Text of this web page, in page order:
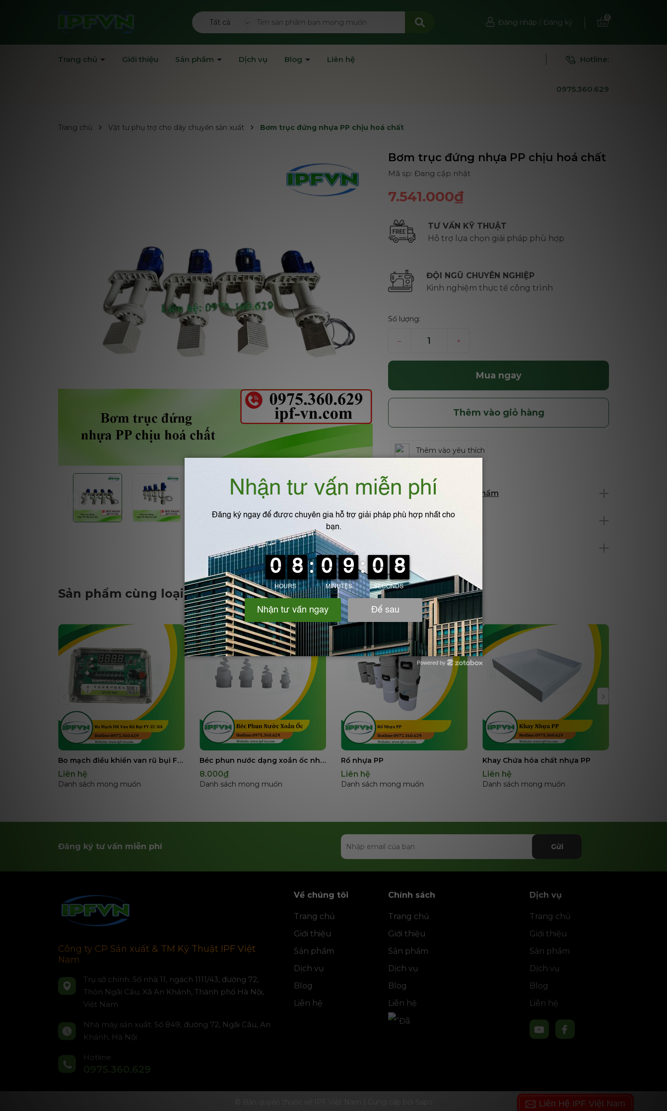
Tất cả Đăng nhập / Đăng ký
0
Trang chủ Giới thiệu Sản phẩm Dịch vụ Blog Liên hệ Hotline:
0975.360.629
Trang chủ Vật tư phụ trợ cho dây chuyền sản xuất Bơm trục đứng nhựa PP chịu hoá chất
Bơm trục đứng nhựa PP chịu hoá chất
Mã sp: Đang cập nhật
7.541.000₫
TƯ VẤN KỸ THUẬT
Hỗ trợ lựa chọn giải pháp phù hợp
ĐỘI NGŨ CHUYÊN NGHIỆP
Kinh nghiệm thực tế công trình
Số lượng:
– +
Mua ngay
Thêm vào giỏ hàng
Thêm vào yêu thích
Thông tin chi tiết sản phẩm
Chất liệu
Sản phẩm cùng loại
Bo mạch điều khiển van rũ bụi FY-ZC-8A
Liên hệ
Danh sách mong muốn
Béc phun nước dạng xoắn ốc nhựa PP dùng cho tháp xử lý khí thải
8.000₫
Danh sách mong muốn
Rổ nhựa PP
Liên hệ
Danh sách mong muốn
Khay Chứa hóa chất nhựa PP
Liên hệ
Danh sách mong muốn
Đăng ký tư vấn miễn phí Gửi
Công ty CP Sản xuất & TM Kỹ Thuật IPF Việt
Nam
Trụ sở chính: Số nhà 11, ngách 1111/43, đường 72,
Thôn Ngãi Cầu, Xã An Khánh, Thành phố Hà Nội,
Việt Nam
Nhà máy sản xuất: Số 849, đường 72, Ngãi Cầu, An
Khánh, Hà Nội
Hotline
0975.360.629
Về chúng tôi
Trang chủ
Giới thiệu
Sản phẩm
Dịch vụ
Blog
Liên hệ
Chính sách
Trang chủ
Giới thiệu
Sản phẩm
Dịch vụ
Blog
Liên hệ
Dịch vụ
Trang chủ
Giới thiệu
Sản phẩm
Dịch vụ
Blog
Liên hệ
Liên Hệ IPF Việt Nam
Powered by
Zotabox